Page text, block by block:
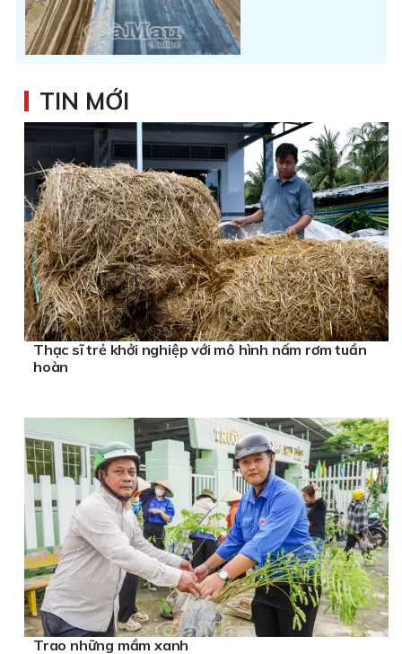
TIN MỚI
Thạc sĩ trẻ khởi nghiệp với mô hình nấm rơm tuần
hoàn
Trao những mầm xanh